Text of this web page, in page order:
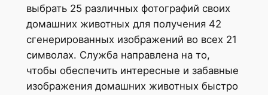
выбрать 25 различных фотографий своих
домашних животных для получения 42
сгенерированных изображений во всех 21
символах. Служба направлена ​​на то,
чтобы обеспечить интересные и забавные
изображения домашних животных быстро